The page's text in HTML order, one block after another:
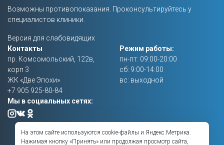
Возможны противопоказания. Проконсультируйтесь у
специалистов клиники.
Версия для слабовидящих
Контакты
пр. Комсомольский, 122в,
корп 3
ЖК «Две Эпохи»
+7 905 925-80-84
Мы в социальных сетях:
Режим работы:
пн-пт: 09:00-20:00
сб: 9:00-14:00
вс: выходной
На этом сайте используются cookie-файлы и Яндекс.Метрика.
Нажимая кнопку «Принять» или продолжая просмотр сайта,